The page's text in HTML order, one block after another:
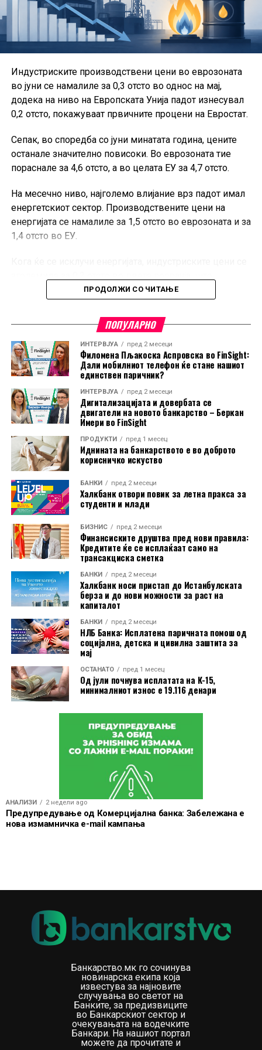
дистрибуција, Комората за индустрија и развој и
Комората за превенција, заштита од пожари и кризен
менаџмент.
проекти, за игри на среќа и за стартапи.
Од ССКМ посочуваат дека остануваат посветени на
создавање современ и обединет коморски систем,
клима, развој на претприемништвото и поголема
конкурентност на македонските компании.
Индустриските производствени цени во еврозоната
во јуни се намалиле за 0,3 отсто во однос на мај,
додека на ниво на Европската Унија падот изнесувал
0,2 отсто, покажуваат првичните процени на Евростат.
Сепак, во споредба со јуни минатата година, цените
останале значително повисоки. Во еврозоната тие
пораснале за 4,6 отсто, а во целата ЕУ за 4,7 отсто.
На месечно ниво, најголемо влијание врз падот имал
енергетскиот сектор. Производствените цени на
енергијата се намалиле за 1,5 отсто во еврозоната и за
1,4 отсто во ЕУ.
покажува дека поевтинувањето не било присутно во
Во еврозоната, цените на суровините, материјалите и
полупроизводите пораснале за 0,3 отсто, додека
капиталните и трајните потрошувачки добра
поскапеле за по 0,2 отсто. Цените на нетрајните
потрошувачки добра останале непроменети.
И покрај месечниот пад, цените на енергијата во ЕУ во
јуни биле за 10 отсто повисоки во споредба со истиот
месец минатата година. Во еврозоната годишниот
раст изнесувал 8,8 отсто.
На годишно ниво, најголем раст на производствените
цени бил регистриран во Бугарија, од 18,2 отсто.
Следувале Романија со 14,3 отсто и Ирска со 11,4
отсто. Луксембург бил единствената земја во која
цените биле пониски од пред една година, и тоа за 3,2
отсто.
Индексот на производствените цени ги следи
промените на продажните цени на производите на
домашниот пазар при излезот од производството. Тој
не ги опфаќа увозните производи и не претставува
индекс на потрошувачките цени што директно ги
плаќаат граѓаните.
ПРОДОЛЖИ СО ЧИТАЊЕ
ПОПУЛАРНО
ИНТЕРВЈУА пред 2 месеци
Филомена Пљакоска Аспровска во FinSight:
Дали мобилниот телефон ќе стане нашиот
единствен паричник?
ИНТЕРВЈУА пред 2 месеци
Дигитализацијата и довербата се
двигатели на новото банкарство – Беркан
Имери во FinSight
ПРОДУКТИ пред 1 месец
Иднината на банкарството е во доброто
корисничко искуство
БАНКИ пред 2 месеци
Халкбанк отвори повик за летна пракса за
студенти и млади
БИЗНИС пред 2 месеци
Финансиските друштва пред нови правила:
Кредитите ќе се исплаќаат само на
трансакциска сметка
БАНКИ пред 2 месеци
Халкбанк носи пристап до Истанбулската
берза и до нови можности за раст на
капиталот
БАНКИ пред 2 месеци
НЛБ Банка: Исплатена паричната помош од
социјална, детска и цивилна заштита за
мај
ОСТАНАТО пред 1 месец
Од јули почнува исплатата на К-15,
минималниот износ е 19.116 денари
АНАЛИЗИ 2 недели ago
Предупредување од Комерцијална банка: Забележана е
нова измамничка e-mail кампања
Банкарство.мк го сочинува
новинарска екипа која
известува за најновите
случувања во светот на
Банките, за предизвиците
во Банкарскиот сектор и
очекувањата на водечките
Банкари. На нашиот портал
можете да прочитате и